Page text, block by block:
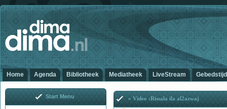
Home Agenda Bibliotheek Mediatheek LiveStream
» Video :Rissala ila al2azwaj
Start Menu